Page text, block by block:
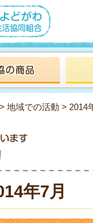
> 地域での活動 > 2014
年7月